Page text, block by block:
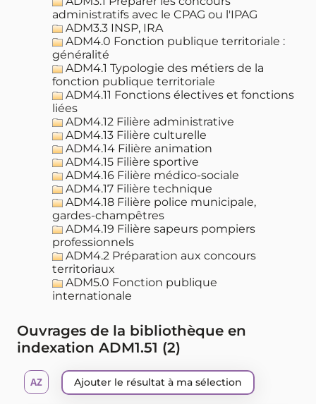
administratifs avec le CPAG ou l'IPAG
ADM3.3 INSP, IRA
ADM4.0 Fonction publique territoriale :
généralité
ADM4.1 Typologie des métiers de la
fonction publique territoriale
ADM4.11 Fonctions électives et fonctions
liées
ADM4.12 Filière administrative
ADM4.13 Filière culturelle
ADM4.14 Filière animation
ADM4.15 Filière sportive
ADM4.16 Filière médico-sociale
ADM4.17 Filière technique
ADM4.18 Filière police municipale,
gardes-champêtres
ADM4.19 Filière sapeurs pompiers
professionnels
ADM4.2 Préparation aux concours
territoriaux
ADM5.0 Fonction publique
internationale
Ouvrages de la bibliothèque en
indexation ADM1.51 (2)
Ajouter le résultat à ma sélection